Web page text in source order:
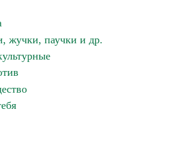
жучки, паучки и др.